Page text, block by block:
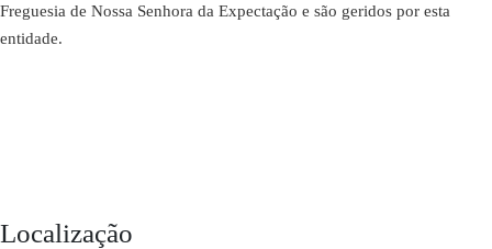
Freguesia de Nossa Senhora da Expectação e são geridos por esta
entidade.
Localização